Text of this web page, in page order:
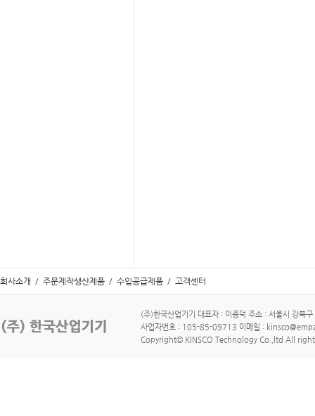
회사소개 / 주문제작생산제품 / 수입공급제품 / 고객센터
(주)한국산업기기 대표자 : 이종덕 주소 : 서울시
사업자번호 : 105-85-09713 이메일 :
Copyright© KINSCO Technology Co.,ltd All